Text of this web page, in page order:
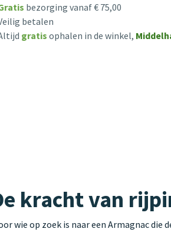
bezorging vanaf € 75,00
betalen
gratis ophalen in de winkel,
kracht van
wie op zoek is naar een Armagnac die